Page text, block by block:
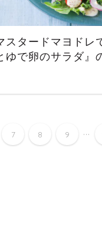
スタードマヨドレ
ゆで卵のサラダ』
7 8 9 ...